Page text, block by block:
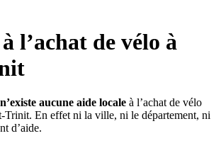
l’achat de vélo à
aucune aide locale à l’achat de vélo
Trinit. En effet ni la ville, ni le département, ni
d’aide.